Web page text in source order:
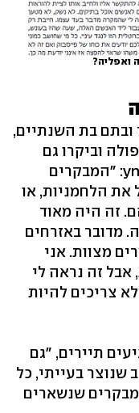
ואפליה?
ובתם בת השנתיים,
וביקרו גם
בפארק העירוני. אביבי סיפר ל-ynet: "המבקרים
את הלחמניות, או
זה היה מאוד
מדובר באזרחים
מצוות. אני
אבל זה נראה לי
צריכים להיות
תיירים, "גם
שנוצר בעייתי, כל
שנשארים